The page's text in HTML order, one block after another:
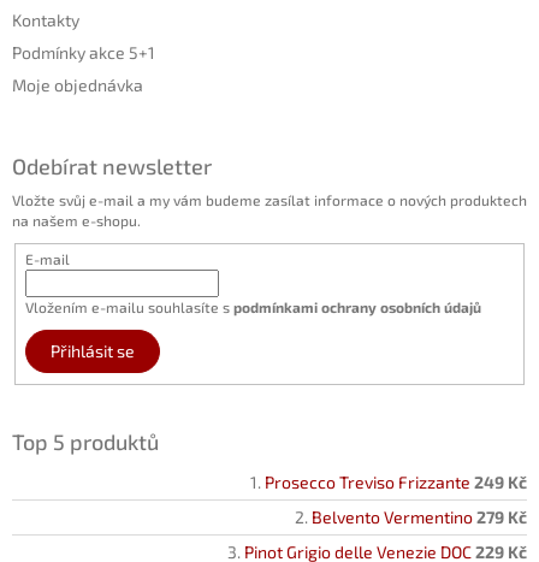
Kontakty
Podmínky akce 5+1
Moje objednávka
Odebírat newsletter
Vložte svůj e-mail a my vám budeme zasílat informace o nových produktech
na našem e-shopu.
E-mail
Vložením e-mailu souhlasíte s podmínkami ochrany osobních údajů
Přihlásit se
Top 5 produktů
Prosecco Treviso Frizzante 249 Kč
Belvento Vermentino279 Kč
Pinot Grigio delle Venezie DOC229 Kč